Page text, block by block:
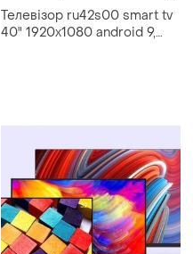
Телевізор ru42s00 smart tv
40" 1920x1080 android 9,